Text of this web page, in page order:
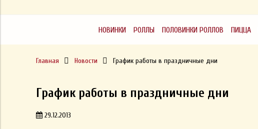
НОВИНКИ РОЛЛЫ ПОЛОВИНКИ РОЛЛОВ ПИЦЦА
Главная Новости График работы в праздничные дни
График работы в праздничные дни
29.12.2013